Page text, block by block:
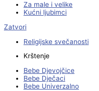
Za male i velike
Kućni ljubimci
Zatvori
Religijske svečanosti
Krštenje
Bebe Djevojčice
Bebe Dječaci
Bebe Univerzalno